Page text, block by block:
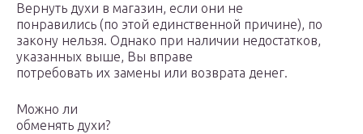
Вернуть духи в магазин, если они не
понравились (по этой единственной причине), по
закону нельзя. Однако при наличии недостатков,
указанных выше, Вы вправе
потребовать их замены или возврата денег.
Можно ли
обменять духи?